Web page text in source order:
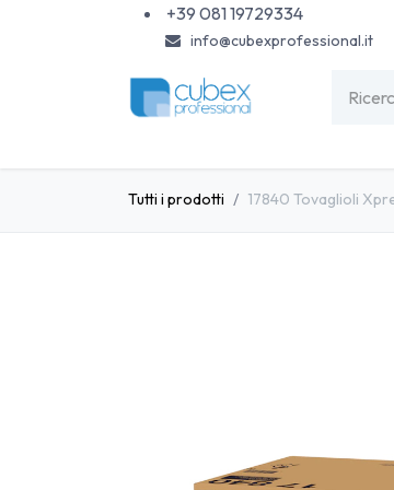
+39 081 19729334
info@cubexprofessional.it
Tutti i prodotti 17840 Tovaglioli